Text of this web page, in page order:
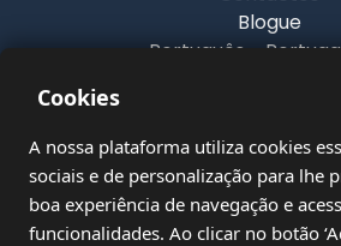
Blogue
Português -
Français ‎(fr)‎
Português -
Português -
Cookies
A nossa plataforma utiliza cookies
sociais e de personalização para lhe
boa experiência de navegação e
funcionalidades. Ao clicar no botão